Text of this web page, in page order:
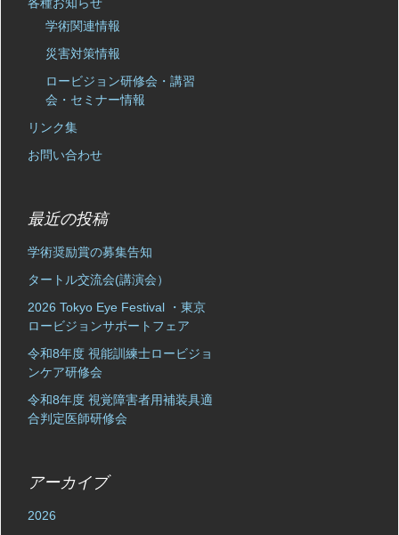
学術関連情報
災害対策情報
ロービジョン研修会・講習
会・セミナー情報
リンク集
お問い合わせ
最近の投稿
学術奨励賞の募集告知
タートル交流会(講演会）
2026 Tokyo Eye Festival ・東京
ロービジョンサポートフェア
令和8年度 視能訓練士ロービジョ
ンケア研修会
令和8年度 視覚障害者用補装具適
合判定医師研修会
アーカイブ
2026